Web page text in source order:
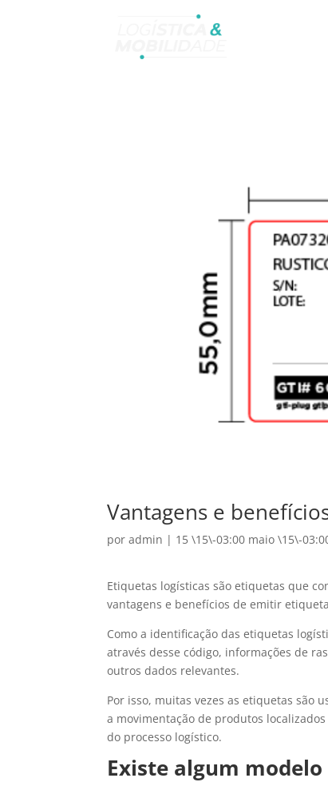
Vantagens e
poradmin | 15 \15\-03:00 maio \15\-
Etiquetas logísticas são etiquetas que
vantagens e benefícios de emitir
Como a identificação das etiquetas
através desse código, informações de
outros dados relevantes.
Por isso, muitas vezes as etiquetas são
a movimentação de produtos
do processo logístico.
Existe algum